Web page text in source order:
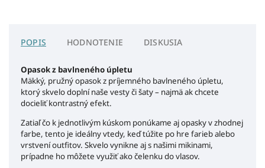
POPIS HODNOTENIE DISKUSIA
Opasok z bavlneného úpletu
Mäkký, pružný opasok z príjemného bavlneného úpletu,
ktorý skvelo doplní naše vesty či šaty – najmä ak chcete
docieliť kontrastný efekt.
Zatiaľ čo k jednotlivým kúskom ponúkame aj opasky v zhodnej
farbe, tento je ideálny vtedy, keď túžite po hre farieb alebo
vrstvení outfitov. Skvelo vynikne aj s našimi mikinami,
prípadne ho môžete využiť ako čelenku do vlasov.